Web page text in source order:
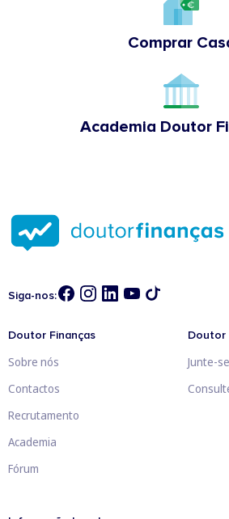
Comprar
Academia Doutor
Siga-nos:
Doutor Finanças
Sobre nós
Contactos
Recrutamento
Academia
Fórum
Doutor
Junte-